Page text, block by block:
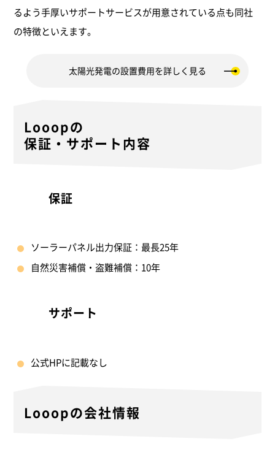
るよう手厚いサポートサービスが用意されている点も同社
の特徴といえます。
太陽光発電の設置費用を詳しく見る
Looopの
保証・サポート内容
保証
ソーラーパネル出力保証：最長25年
自然災害補償・盗難補償：10年
サポート
公式HPに記載なし
Looopの会社情報